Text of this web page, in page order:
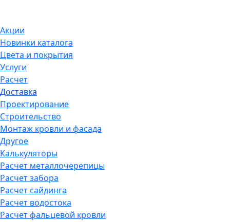
Акции
Новинки каталога
Цвета и покрытия
Услуги
Расчет
Доставка
Проектирование
Строительство
Монтаж кровли и фасада
Другое
Калькуляторы
Расчет металлочерепицы
Расчет забора
Расчет сайдинга
Расчет водостока
Расчет фальцевой кровли